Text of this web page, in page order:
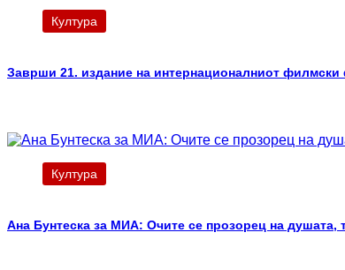
Култура
Заврши 21. издание на интернационалниот филмски
Култура
Ана Бунтеска за МИА: Очите се прозорец на душата,